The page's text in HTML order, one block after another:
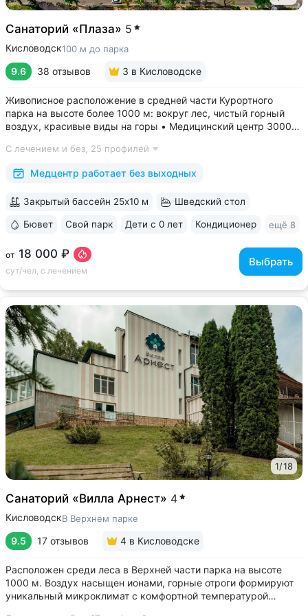
Санаторий «Плаза» 5
Кисловодск100 м до парка
9.6 38 отзывов 3 в Кисловодске
Живописное расположение в средней части Курортного
парка на высоте более 1000 м: вокруг лес, чистый горный
воздух, красивые виды на горы • Медицинский центр 3000
квалификации • Более 1000 видов диагностики и ДНК-
исследований. Есть диагностика...
С лечением и без, 25 профилей
Медцентр работает без выходных
от 18 000 ₽
сут/чел, с лечением
Выбрать
Закрытый бассейн 25x10 м Шведский стол
Бювет Свой парк Дети с 0 лет Кондиционер ещё 8
1/18
Санаторий «Вилла Арнест» 4
КисловодскВ Верхнем парке
9.5 17 отзывов 4 в Кисловодске
Расположен среди леса в Верхней части парка на высоте
1000 м. Воздух насыщен ионами, горные отроги формируют
уникальный микроклимат с комфортной температурой